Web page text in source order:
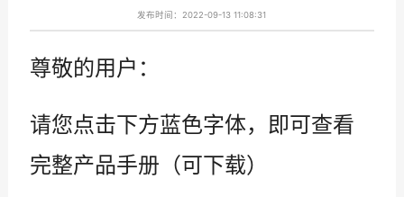
发布时间：2022-09-13 11:08:31
尊敬的用户：
请您点击下方蓝色字体，即可查看
完整产品手册（可下载）